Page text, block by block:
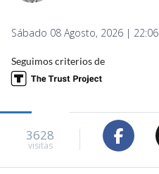
Sábado 08 Agosto, 2026 | 22:06
Seguimos criterios de
3628
visitas